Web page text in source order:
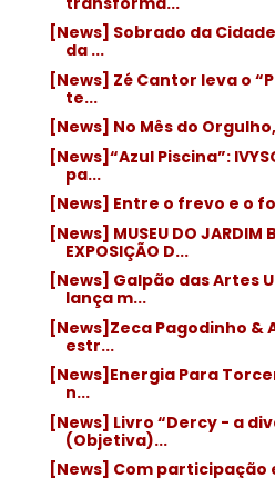
[News] Sobrado da
da ...
[News] Zé Cantor leva o
te...
[News] No Mês do
[News]“Azul Piscina”:
pa...
[News] Entre o frevo e o
[News] MUSEU DO JARDIM
EXPOSIÇÃO D...
[News] Galpão das Artes
lança m...
[News]Zeca Pagodinho &
estr...
[News]Energia Para
n...
[News] Livro “Dercy - a
(Objetiva)...
[News] Com participação